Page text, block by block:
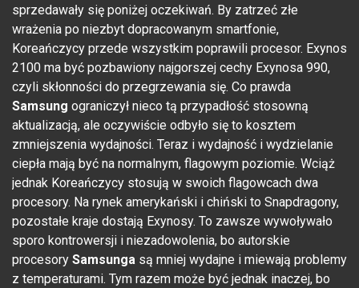
sprzedawały się poniżej oczekiwań. By zatrzeć złe
wrażenia po niezbyt dopracowanym smartfonie,
Koreańczycy przede wszystkim poprawili procesor. Exynos
2100 ma być pozbawiony najgorszej cechy Exynosa 990,
czyli skłonności do przegrzewania się. Co prawda
Samsung ograniczył nieco tą przypadłość stosowną
aktualizacją, ale oczywiście odbyło się to kosztem
zmniejszenia wydajności. Teraz i wydajność i wydzielanie
ciepła mają być na normalnym, flagowym poziomie. Wciąż
jednak Koreańczycy stosują w swoich flagowcach dwa
procesory. Na rynek amerykański i chiński to Snapdragony,
pozostałe kraje dostają Exynosy. To zawsze wywoływało
sporo kontrowersji i niezadowolenia, bo autorskie
procesory Samsunga są mniej wydajne i miewają problemy
z temperaturami. Tym razem może być jednak inaczej, bo